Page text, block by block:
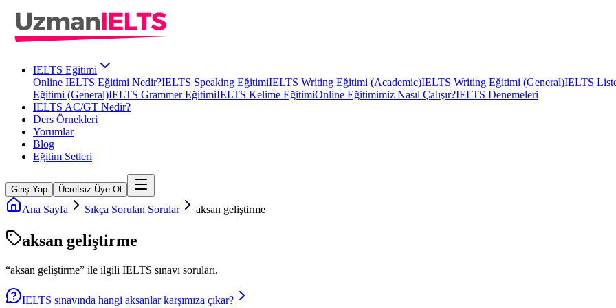
IELTS Eğitimi
Online IELTS Eğitimi Nedir?IELTS Speaking EğitimiIELTS Writing Eğitimi (Academic)IELTS Writing Eğitimi (General)IELTS
Eğitimi (General)IELTS Grammer EğitimiIELTS Kelime EğitimiOnline Eğitimimiz Nasıl Çalışır?IELTS Denemeleri
IELTS AC/GT Nedir?
Ders Örnekleri
Yorumlar
Blog
Eğitim Setleri
Giriş Yap Ücretsiz Üye Ol
Ana Sayfa Sıkça Sorulan Sorular aksan geliştirme
aksan geliştirme
“aksan geliştirme” ile ilgili IELTS sınavı soruları.
IELTS sınavında hangi aksanlar karşımıza çıkar?